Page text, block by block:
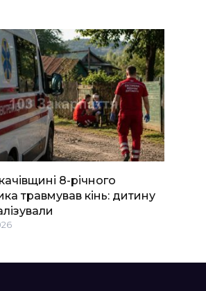
8-річного
травмував кінь: дитину